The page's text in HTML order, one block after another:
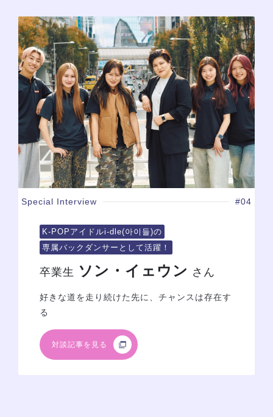
Special Interview #04
K-POPアイドルi-dle(아이들)の
専属バックダンサーとして活躍！
卒業生 ソン・イェウン さん
好きな道を走り続けた先に、チャンスは存在す
る
対談記事を見る